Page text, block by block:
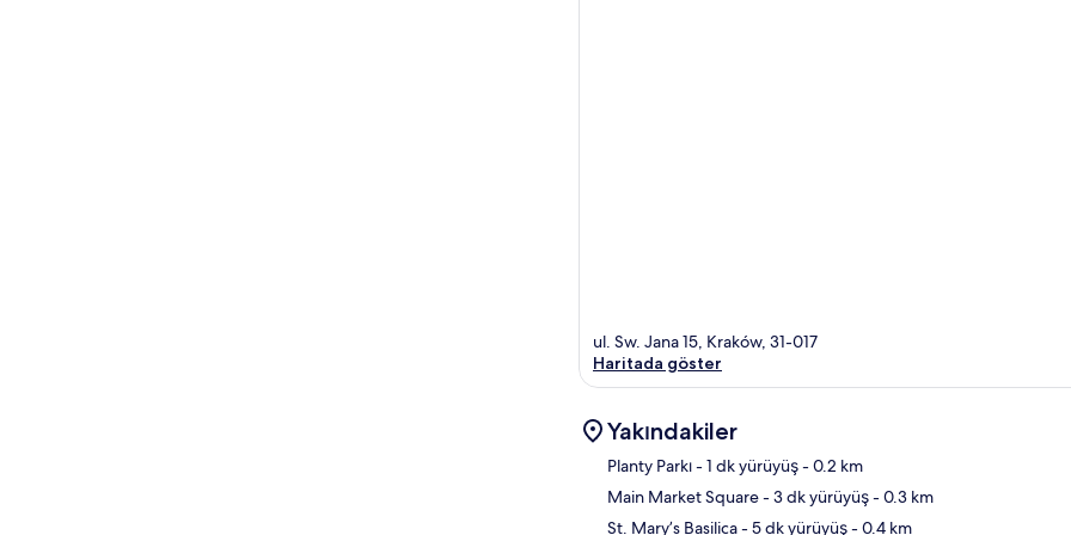
ul. Sw. Jana 15, Kraków, 31-017
Haritada göster
Yakındakiler
Planty Parkı- 1 dk yürüyüş- 0.2 km
Main Market Square- 3 dk yürüyüş- 0.3 km
St. Mary’s Basilica- 5 dk yürüyüş- 0.4 km